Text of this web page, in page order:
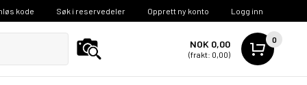
kode Søk i reservedeler Opprett ny konto Logg inn
NOK 0,00
(frakt: 0,00)
0